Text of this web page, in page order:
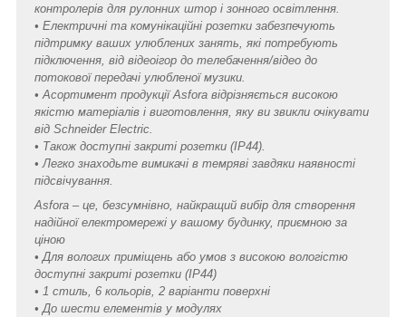
контролерів для рулонних штор і зонного освітлення.
• Електричні та комунікаційні розетки забезпечують
підтримку ваших улюблених занять, які потребують
підключення, від відеоігор до телебачення/відео до
потокової передачі улюбленої музики.
• Асортимент продукції Asfora відрізняється високою
якістю матеріалів і виготовлення, яку ви звикли очікувати
від Schneider Electric.
• Також доступні закриті розетки (IP44).
• Легко знаходьте вимикачі в темряві завдяки наявності
підсвічування.
Asfora – це, безсумнівно, найкращий вибір для створення
надійної електромережі у вашому будинку, приємною за
ціною
• Для вологих приміщень або умов з високою вологістю
доступні закриті розетки (IP44)
• 1 стиль, 6 кольорів, 2 варіанти поверхні
• До шести елементів у модулях